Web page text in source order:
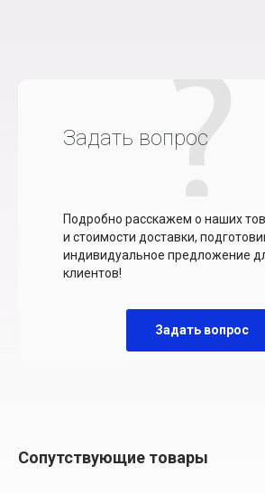
Задать вопрос
Подробно расскажем о наших
и стоимости доставки,
индивидуальное предложение
клиентов!
Задать вопрос
Сопутствующие товары